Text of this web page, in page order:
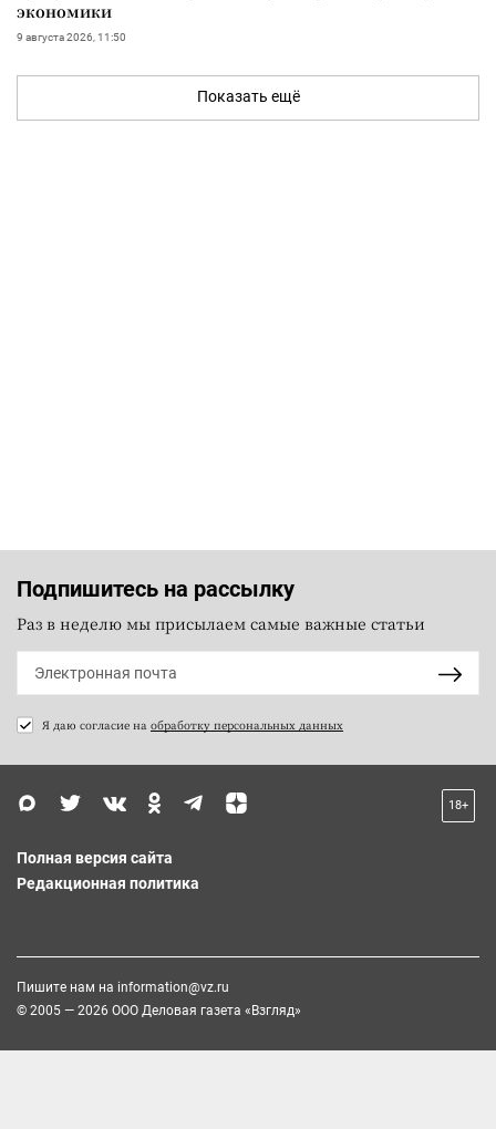
экономики
9 августа 2026, 11:50
Показать ещё
Подпишитесь на рассылку
Раз в неделю мы присылаем самые важные статьи
Я даю согласие на обработку персональных данных
18+
Полная версия сайта
Редакционная политика
Пишите нам на information@vz.ru
© 2005 — 2026 ООО Деловая газета «Взгляд»